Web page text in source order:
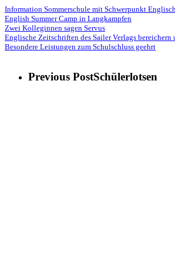
Information Sommerschule mit Schwerpunkt
English Summer Camp in Langkampfen
Zwei Kolleginnen sagen Servus
Englische Zeitschriften des Sailer Verlags bereichern
Besondere Leistungen zum Schulschluss geehrt
Previous PostSchülerlotsen